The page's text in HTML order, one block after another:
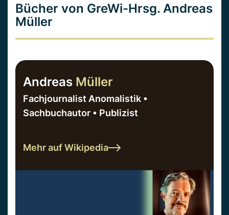
Bücher von GreWi-Hrsg. Andreas
Müller
Andreas Müller
Fachjournalist Anomalistik •
Sachbuchautor • Publizist
Mehr auf Wikipedia